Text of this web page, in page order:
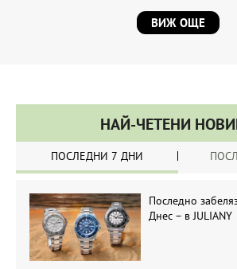
ВИЖ ОЩЕ
НАЙ-ЧЕТЕНИ
ПОСЛЕДНИ 7 ДНИ
Последно
Днес – в JULIANY